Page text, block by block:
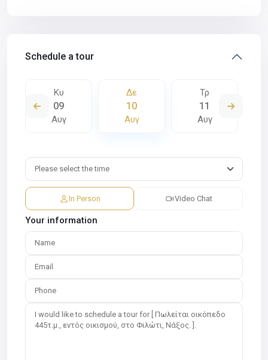
Schedule a tour
Κυ
09
Αυγ
Δε
10
Αυγ
Τρ
11
Αυγ
In Person Video Chat
Your information